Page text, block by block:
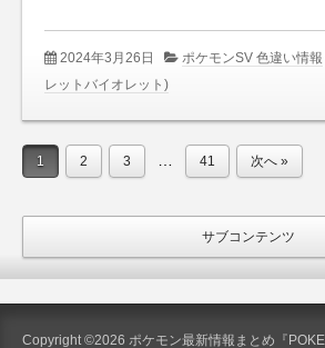
2024年3月26日 ポケモンSV 色違い情報
レットバイオレット)
1 2 3 41 次へ »
サブコンテンツ
Copyright ©2026 ポケモン最新情報まとめ『